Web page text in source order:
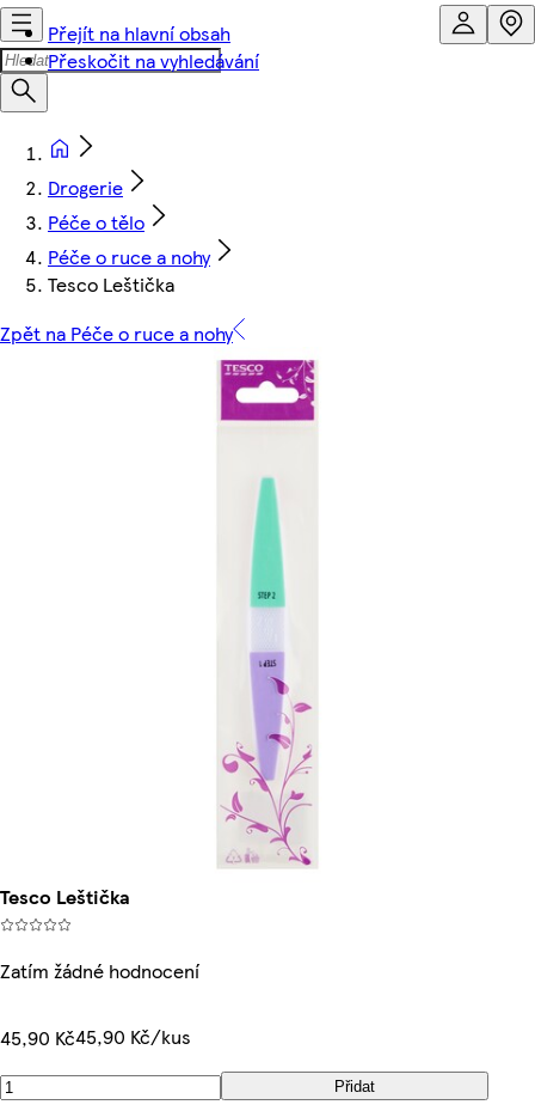
Přejít na hlavní obsah
Přeskočit na vyhledávání
Drogerie
Péče o tělo
Péče o ruce a nohy
Tesco Leštička
Zpět na Péče o ruce a nohy
Tesco Leštička
Zatím žádné hodnocení
45,90 Kč45,90 Kč/kus
Přidat